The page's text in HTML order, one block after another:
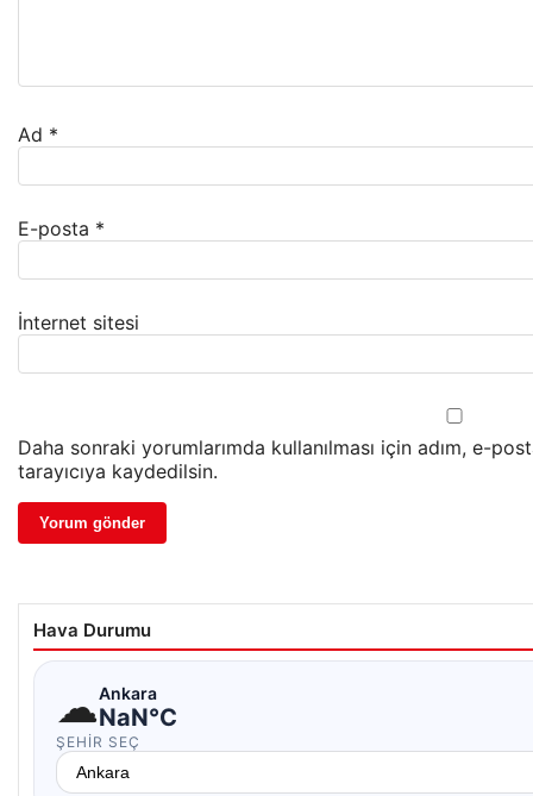
Ad *
E-posta *
İnternet sitesi
Daha sonraki yorumlarımda kullanılması için adım, e-
tarayıcıya kaydedilsin.
Hava Durumu
☁Ankara
NaN°C
ŞEHIR SEÇ